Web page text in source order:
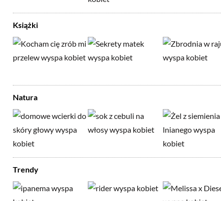
Książki
Natura
Trendy